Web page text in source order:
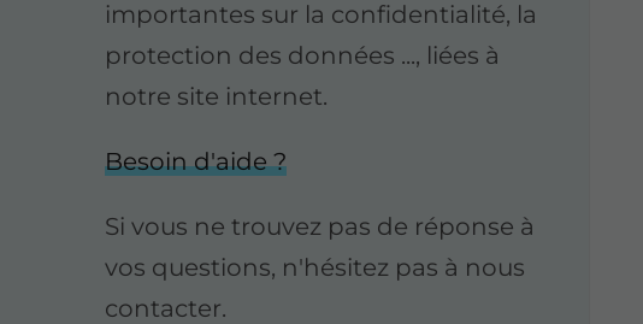
importantes sur la confidentialité, la
protection des données ..., liées à
notre site internet.
Besoin d'aide ?
Si vous ne trouvez pas de réponse à
vos questions, n'hésitez pas à nous
contacter.